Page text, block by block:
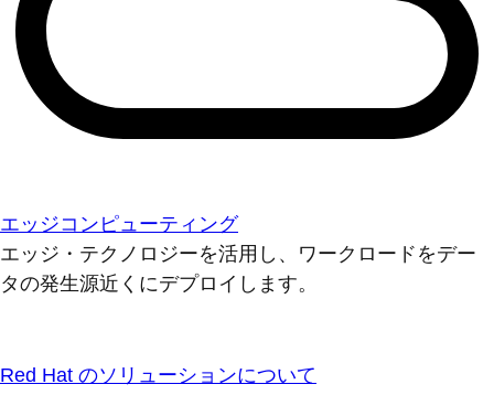
エッジコンピューティング
エッジ・テクノロジーを活用し、ワークロードをデー
タの発生源近くにデプロイします。
Red Hat のソリューションについて